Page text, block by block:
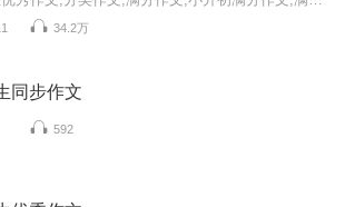
34.2万
同步作文
592